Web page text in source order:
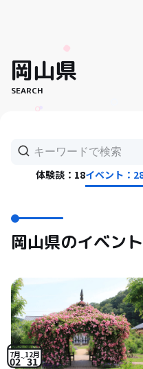
岡山県
SEARCH
体験談：18イベント：
岡山県のイベン
7月
02
12月
31